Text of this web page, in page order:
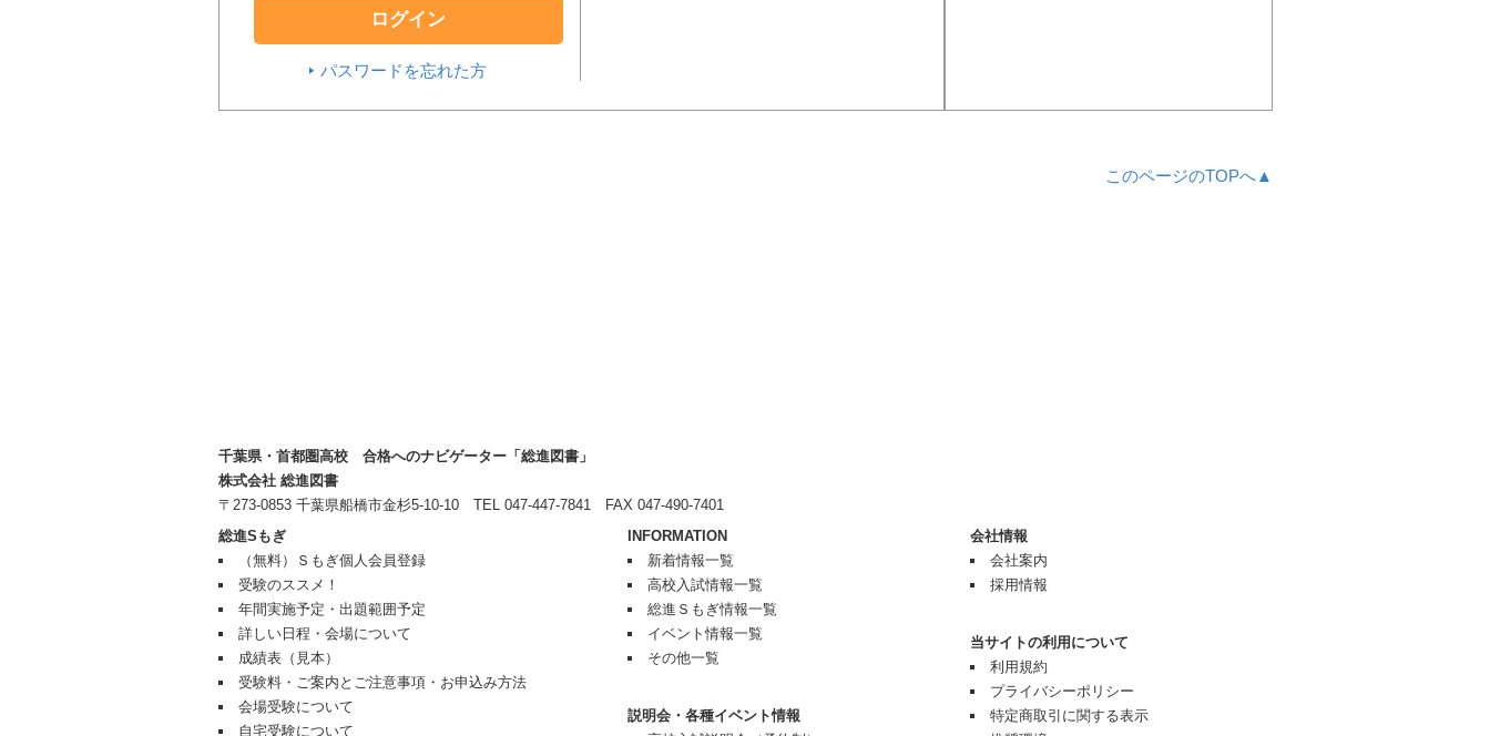
パスワードを忘れた方
このページのTOPへ▲
千葉県・首都圏高校 合格へのナビゲーター「総進図書」
株式会社 総進図書
〒273-0853 千葉県船橋市金杉5-10-10 TEL 047-447-7841 FAX 047-490-7401
総進Sもぎ
（無料）Ｓもぎ個人会員登録
受験のススメ！
年間実施予定・出題範囲予定
詳しい日程・会場について
成績表（見本）
受験料・ご案内とご注意事項・お申込み方法
会場受験について
自宅受験について
INFORMATION
新着情報一覧
高校入試情報一覧
総進Ｓもぎ情報一覧
イベント情報一覧
その他一覧
説明会・各種イベント情報
会社情報
会社案内
採用情報
当サイトの利用について
利用規約
プライバシーポリシー
特定商取引に関する表示